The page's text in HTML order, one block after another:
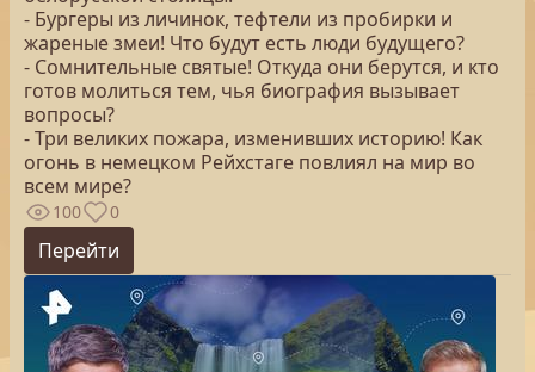
- Бургеры из личинок, тефтели из пробирки и
жареные змеи! Что будут есть люди будущего?
- Сомнительные святые! Откуда они берутся, и кто
готов молиться тем, чья биография вызывает
вопросы?
- Три великих пожара, изменивших историю! Как
огонь в немецком Рейхстаге повлиял на мир во
всем мире?
100 0
Перейти